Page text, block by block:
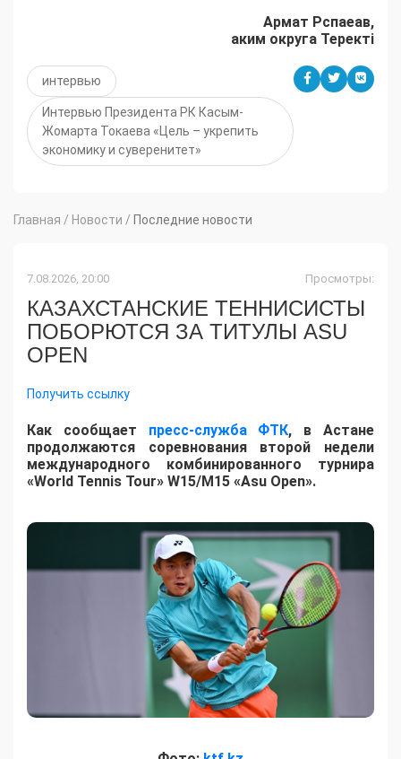
Армат Рспаеав,
аким округа Теректі
интервью
Интервью Президента РК Касым-
Жомарта Токаева «Цель – укрепить
экономику и суверенитет»
Главная / Новости / Последние новости
7.08.2026, 20:00 Просмотры:
КАЗАХСТАНСКИЕ ТЕННИСИСТЫ
ПОБОРЮТСЯ ЗА ТИТУЛЫ ASU
OPEN
Получить ссылку
Как сообщает пресс-служба ФТК, в Астане
продолжаются соревнования второй недели
международного комбинированного турнира
«World Tennis Tour» W15/M15 «Asu Open».